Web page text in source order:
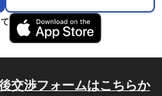
交渉フォームはこちらか